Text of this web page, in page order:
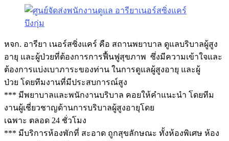
หจก. อารียา เนอร์สซิ่งแคร์ คือ สถานพยาบาล ดูแลบริบาลผู้สูง
อายุ และผู้ป่วยที่ต้องการการฟื้นฟูสุขภาพ ซึ่งมีความเข้าใจและ
ต้องการแบ่งเบาภาระของท่าน ในการดูแลผู้สูงอายุ และผู้
ป่วย โดยทีมงานที่มีประสบการณ์สูง
*** มีพยาบาลและพนักงานบริบาล คอยให้คำแนะนำ โดยทีม
งานผู้เชี่ยวชาญด้านการบริบาลผู้สูงอายุโดย
เฉพาะ ตลอด 24 ชั่วโมง
*** มีบริการห้องพักที่ สะอาด ถูกสุขลักษณะ ทั้งห้องพิเศษ ห้อง